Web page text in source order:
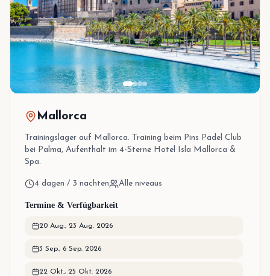
Mallorca
Trainingslager auf Mallorca. Training beim Pins Padel Club
bei Palma, Aufenthalt im 4-Sterne Hotel Isla Mallorca &
Spa.
4 dagen / 3 nachten Alle niveaus
Termine & Verfügbarkeit
20 Aug., 23 Aug. 2026
3 Sep., 6 Sep. 2026
22 Okt., 25 Okt. 2026